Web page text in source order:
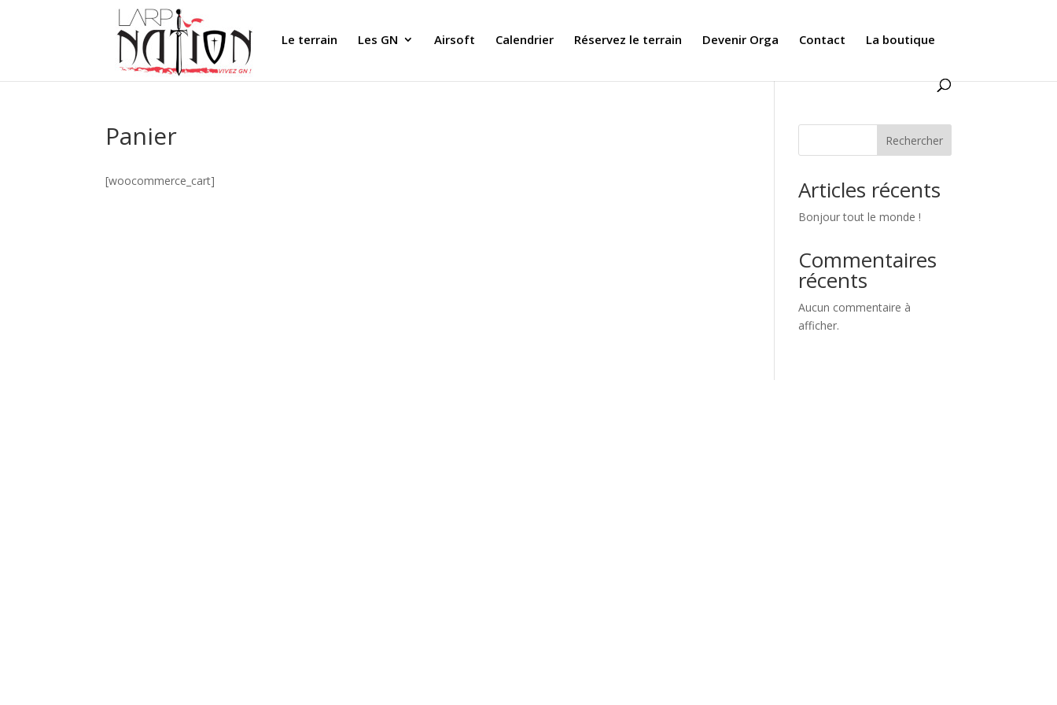
Le terrain Les GN Airsoft Calendrier Réservez le terrain Devenir Orga Contact La boutique
Panier
[woocommerce_cart]
Rechercher
Articles récents
Bonjour tout le monde !
Commentaires
récents
Aucun commentaire à
afficher.